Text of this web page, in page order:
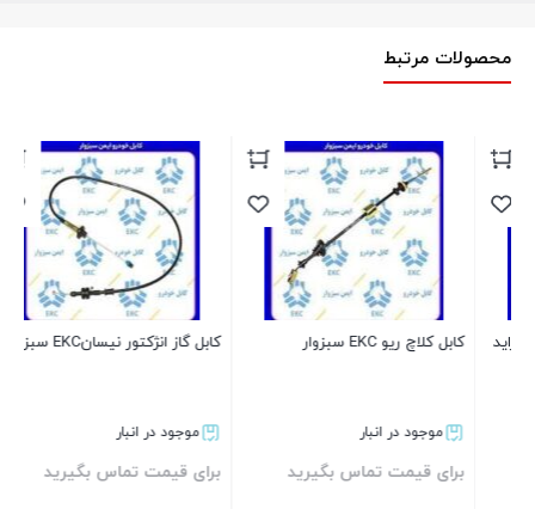
محصولات مرتبط
کابل کلاچ ریو EKC سبزوار
موجود در انبار
برای قیمت تماس بگیرید
کابل گاز انژکتور نیسانEKC سبزوار
موجود در انبار
برای قیمت تماس بگیرید